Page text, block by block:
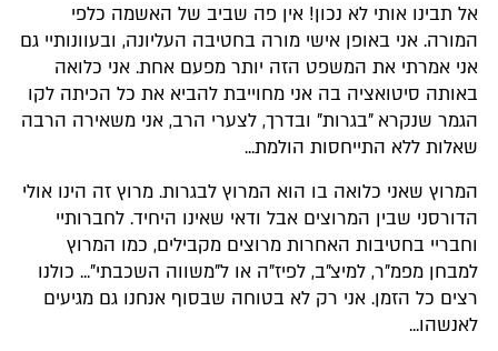
אל תבינו אותי לא נכון! אין פה שביב של האשמה כלפי
המורה. אני באופן אישי מורה בחטיבה העליונה, ובעוונותיי גם
אני אמרתי את המשפט הזה יותר מפעם אחת. אני כלואה
באותה סיטואציה בה אני מחוייבת להביא את כל הכיתה לקו
הגמר שנקרא "בגרות" ובדרך, לצערי הרב, אני משאירה הרבה
שאלות ללא התייחסות הולמת...
המרוץ שאני כלואה בו הוא המרוץ לבגרות. מרוץ זה הינו אולי
הדורסני שבין המרוצים אבל ודאי שאינו היחיד. לחברותיי
וחבריי בחטיבות האחרות מרוצים מקבילים, כמו המרוץ
למבחן מפמ"ר, למיצ"ב, לפיז"ה או ל"משווה השכבתי"... כולנו
רצים כל הזמן. אני רק לא בטוחה שבסוף אנחנו גם מגיעים
לאנשהו...